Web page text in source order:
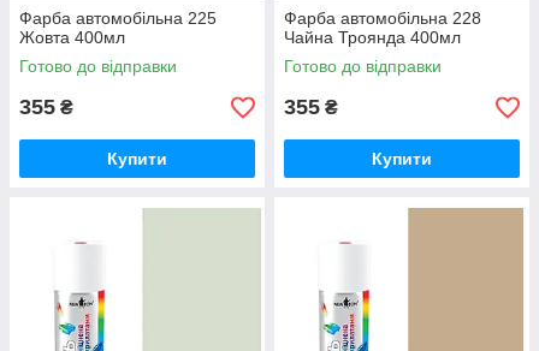
Фарба автомобільна 225
Жовта 400мл
Готово до відправки
355 ₴
Купити
Фарба автомобільна 228
Чайна Троянда 400мл
Готово до відправки
355 ₴
Купити